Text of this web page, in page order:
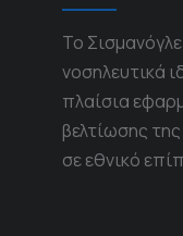
Το
νοσηλευτικά
πλαίσια
βελτίωσης
σε εθνικό